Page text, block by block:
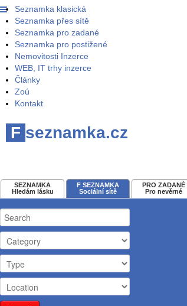
Seznamka klasická
Seznamka přes sítě
Seznamka pro zadané
Seznamka pro postižené
Nemovitosti Inzerce
WEB, IT trhy inzerce
Články
Zoú
Kontakt
F seznamka.cz
SEZNAMKA
Hledám lásku
F SEZNAMKA
Sociální sítě
PRO ZADANÉ
Pro nevěrné